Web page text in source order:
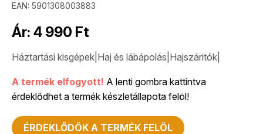
EAN: 5901308003883
Ár: 4 990 Ft
Háztartási kisgépek|Haj és lábápolás|Hajszáritók|
A termék elfogyott! A lenti gombra kattintva
érdeklődhet a termék készletállapota felöl!
ÉRDEKLŐDÖK A TERMÉK FELÖL